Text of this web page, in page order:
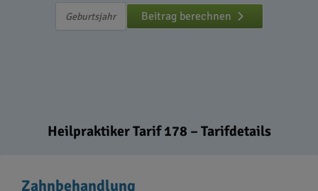
Beitrag berechnen
Heilpraktiker Tarif 178 – Tarifdetails
Zahnbehandlung